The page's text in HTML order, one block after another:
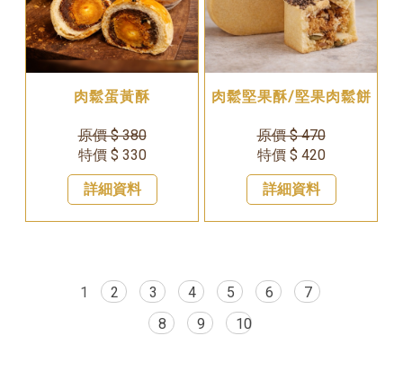
肉鬆蛋黃酥
原價 $ 380
特價 $ 330
詳細資料
肉鬆堅果酥/堅果肉鬆餅
原價 $ 470
特價 $ 420
詳細資料
1 2 3 4 5 6
7
8
9 10